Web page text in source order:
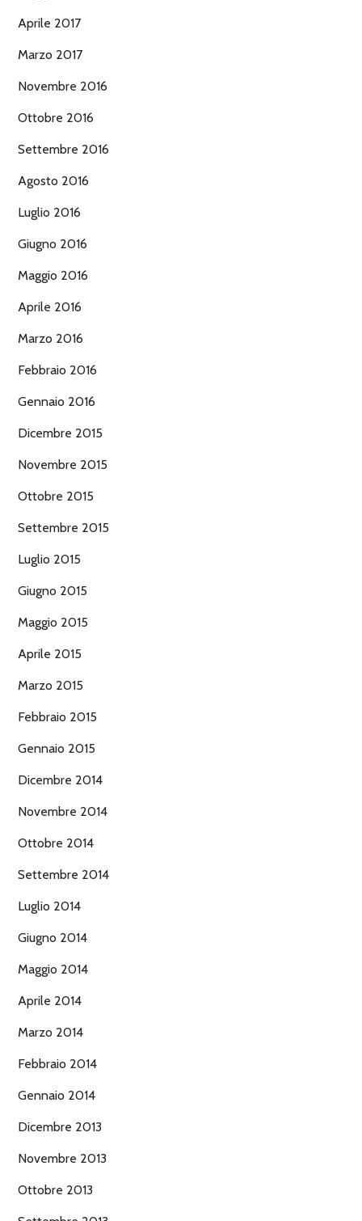
Aprile 2017
Marzo 2017
Novembre 2016
Ottobre 2016
Settembre 2016
Agosto 2016
Luglio 2016
Giugno 2016
Maggio 2016
Aprile 2016
Marzo 2016
Febbraio 2016
Gennaio 2016
Dicembre 2015
Novembre 2015
Ottobre 2015
Settembre 2015
Luglio 2015
Giugno 2015
Maggio 2015
Aprile 2015
Marzo 2015
Febbraio 2015
Gennaio 2015
Dicembre 2014
Novembre 2014
Ottobre 2014
Settembre 2014
Luglio 2014
Giugno 2014
Maggio 2014
Aprile 2014
Marzo 2014
Febbraio 2014
Gennaio 2014
Dicembre 2013
Novembre 2013
Ottobre 2013